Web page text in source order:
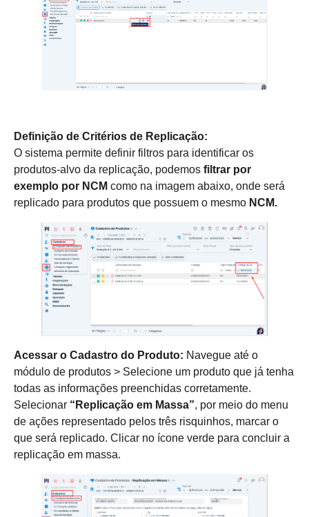
Definição de Critérios de Replicação:
O sistema permite definir filtros para identificar os
produtos-alvo da replicação, podemos filtrar por
exemplo por NCM como na imagem abaixo, onde será
replicado para produtos que possuem o mesmo NCM.
Acessar o Cadastro do Produto: Navegue até o
módulo de produtos > Selecione um produto que já tenha
todas as informações preenchidas corretamente.
Selecionar “Replicação em Massa”, por meio do menu
de ações representado pelos três risquinhos, marcar o
que será replicado. Clicar no ícone verde para concluir a
replicação em massa.